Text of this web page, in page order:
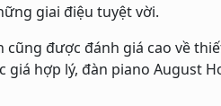
giai điệu tuyệt vời.
được đánh giá cao về
hợp lý, đàn piano August